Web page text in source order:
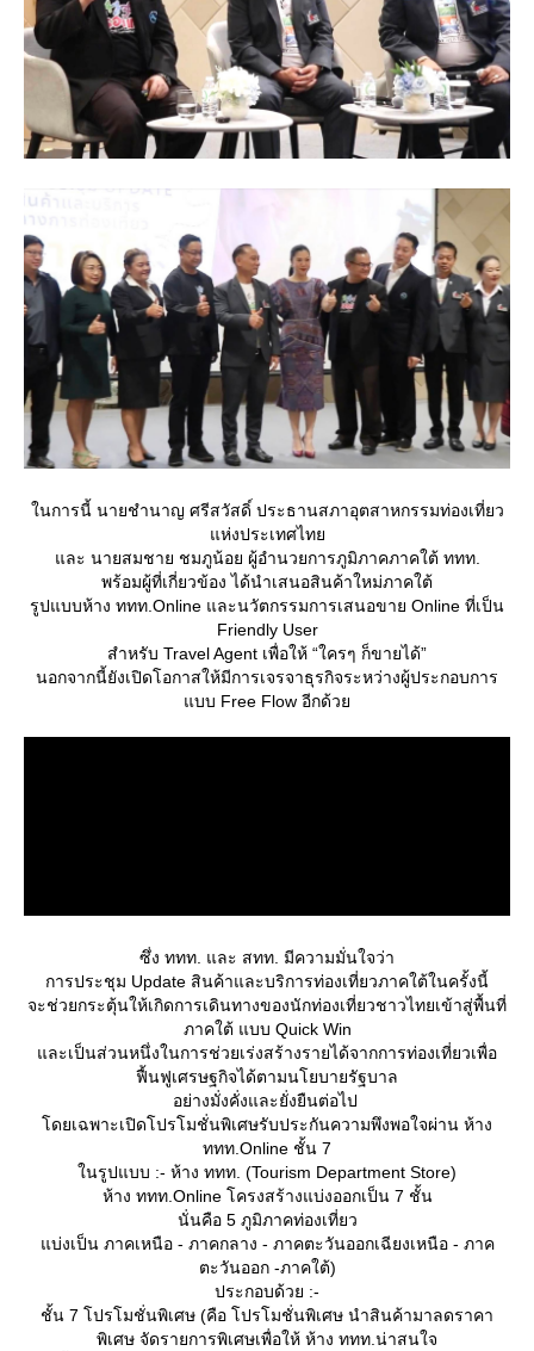
นการนี้ นายชำนาญ ศรีสวัสดิ์ ประธานสภาอุตสาหกรรมท่องเที่ยว
ห่งประเทศไท
ละ นายสมชาย ชมภูน้อย ผู้อำนวยการภูมิภาคภาคใต้ ททท.
พร้อมผู้ที่เกี่ยวข้อง ได้นำเสนอสินค้าใหม่ภาคใต้
รูปแบบห้าง ททท.Online และนวัตกรรมการเสนอขาย Online ที่เป็น
Friendly User
สำหรับ Travel Agent เพื่อให้ “ใครๆ ก็ขายได้”
นอกจากนี้ยังเปิดโอกาสให้มีการเจรจาธุรกิจระหว่างผู้ประกอบการ
บบ Free Flow อีกด้ว
ซึ่ง ททท. และ สทท. มีความมั่นใจว่า
การประชุม Update สินค้าและบริการท่องเที่ยวภาคใต้ในครั้งนี้
จะช่วยกระตุ้นให้เกิดการเดินทางของนักท่องเที่ยวชาวไทยเข้าสู่พื้นที่
ภาคใต้ แบบ Quick Win
ละเป็นส่วนหนึ่งในการช่วยเร่งสร้างรายได้จากการท่องเที่ยวเพื่อ
ฟื้นฟูเศรษฐกิจได้ตามนโยบายรัฐบาล
อย่างมั่งคั่งและยั่งยืนต่อไป
ดยเฉพาะเปิดโปรโมชั่นพิเศษรับประกันความพึงพอใจผ่าน ห้าง
ททท.Online ชั้น 7
นรูปแบบ :- ห้าง ททท. (Tourism Department Store)
ห้าง ททท.Online โครงสร้างแบ่งออกเป็น 7 ชั้น
นั่นคือ 5 ภูมิภาคท่องเที่ยว
บ่งเป็น ภาคเหนือ - ภาคกลาง - ภาคตะวันออกเฉียงเหนือ - ภาค
ตะวันออก -ภาคใต้)
ประกอบด้วย :-
ชั้น 7 โปรโมชั่นพิเศษ (คือ โปรโมชั่นพิเศษ นำสินค้ามาลดราคา
พิเศษ จัดรายการพิเศษเพื่อให้ ห้าง ททท.น่าสนใจ